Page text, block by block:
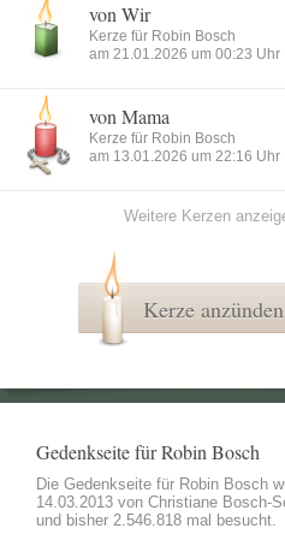
von Wir
Kerze für Robin Bosch
am 21.01.2026 um 00:23 Uhr
von Mama
Kerze für Robin Bosch
am 13.01.2026 um 22:16 Uhr
Weitere Kerzen
Kerze anzünden
Gedenkseite für Robin Bosch
Die Gedenkseite für Robin Bosch
14.03.2013 von Christiane Bosch-
und bisher 2.546.818 mal besucht.